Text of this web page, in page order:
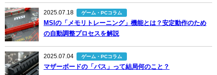
2025.07.18 ゲーム・PCコラム
MSIの「メモリトレーニング」機能とは？安定動作のため
の自動調整プロセスを解説
2025.07.04 ゲーム・PCコラム
マザーボードの「バス」って結局何のこと？